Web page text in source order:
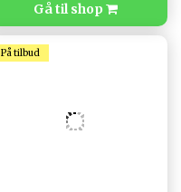
Gå til shop
På tilbud